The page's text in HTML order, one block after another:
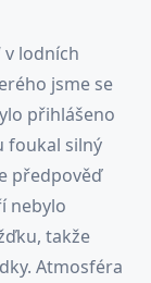
v lodních
jsme se
přihlášeno
foukal silný
předpověď
nebylo
takže
Atmosféra